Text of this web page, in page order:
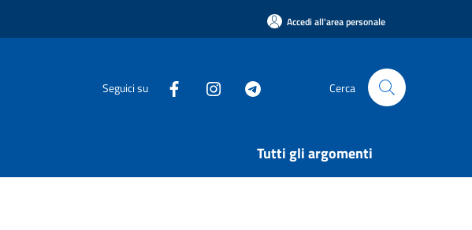
Accedi all'area personale
Seguici su Cerca
Tutti gli argomenti